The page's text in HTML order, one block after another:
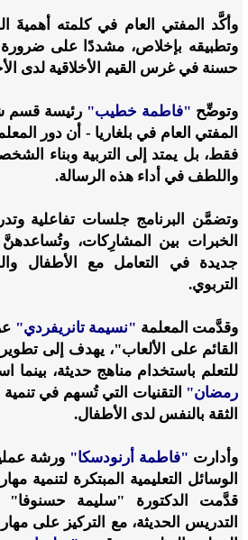
وأكَّد المفتي العام في كلمته أهميةَ
وتطبيقه بإخلاص، مشددًا على
حسنة في غرس القيم الأخلاقية لدى
وتوضِّح "فاطمة خطيب" رئيسة قسم
المفتي العام في بلغاريا - أن دور
فقط، بل يمتد إلى التربية وبناء
واللطف في أداء هذه الرسالة.
وتضمَّن البرنامج جلسات تفاعلية
الخبرات بين المشارِكات،
جديدة في التعامل مع الأطفال
التربوي.
وقدَّمت المعلمة "نسيمة تانريفردي"
القائم على الألعاب"، يهدف إلى
للتعلم باستخدام مناهج حديثة، بينما
رمضان" التقنيات التي تُسهم في تنمية
الثقة بالنفس لدى الأطفال.
وأدارت "فاطمة أرنودسكا" ورشة
الوسائل التعليمية المبتكرة لتنمية
قدَّمت الدكتورة "سليمة
التدريس الحديثة، مع التركيز على